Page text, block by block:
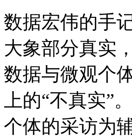
数据宏伟的手
大象部分真实
数据与微观个
上的“不真实”
个体的采访为